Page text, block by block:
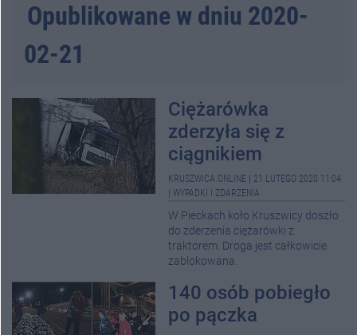
Opublikowane w dniu 2020-
02-21
Ciężarówka
zderzyła się z
ciągnikiem
KRUSZWICA.ONLINE
21 LUTEGO 2020 11:04
WYPADKI I ZDARZENIA
W Pieckach koło Kruszwicy doszło
do zderzenia ciężarówki z
traktorem. Droga jest całkowicie
zablokowana.
140 osób pobiegło
po pączka